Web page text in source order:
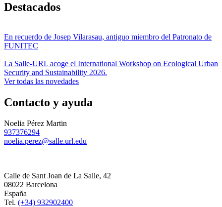
Destacados
En recuerdo de Josep Vilarasau, antiguo miembro del Patronato de
FUNITEC
La Salle-URL acoge el International Workshop on Ecological Urban
Security and Sustainability 2026.
Ver todas las novedades
Contacto y ayuda
Noelia Pérez Martin
937376294
noelia.perez@salle.url.edu
Calle de Sant Joan de La Salle, 42
08022 Barcelona
España
Tel. (+34) 932902400